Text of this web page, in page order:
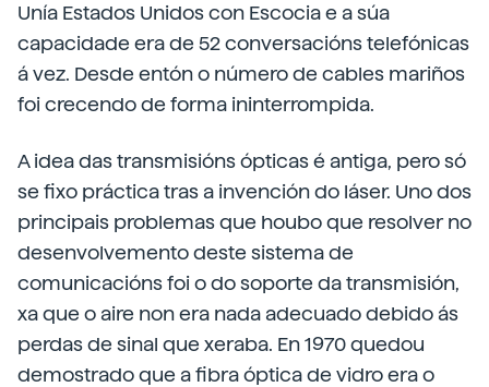
Unía Estados Unidos con Escocia e a súa
capacidade era de 52 conversacións telefónicas
á vez. Desde entón o número de cables mariños
foi crecendo de forma ininterrompida.
A idea das transmisións ópticas é antiga, pero só
se fixo práctica tras a invención do láser. Uno dos
principais problemas que houbo que resolver no
desenvolvemento deste sistema de
comunicacións foi o do soporte da transmisión,
xa que o aire non era nada adecuado debido ás
perdas de sinal que xeraba. En 1970 quedou
demostrado que a fibra óptica de vidro era o